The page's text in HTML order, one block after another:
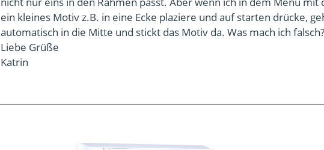
ein kleines Motiv z.B. in eine Ecke plaziere und auf starten drücke,
automatisch in die Mitte und stickt das Motiv da. Was mach ich falsch?
Liebe Grüße
Katrin